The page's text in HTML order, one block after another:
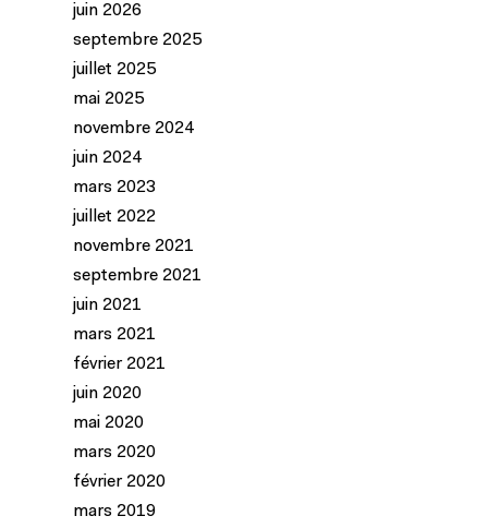
juin 2026
septembre 2025
juillet 2025
mai 2025
novembre 2024
juin 2024
mars 2023
juillet 2022
novembre 2021
septembre 2021
juin 2021
mars 2021
février 2021
juin 2020
mai 2020
mars 2020
février 2020
mars 2019